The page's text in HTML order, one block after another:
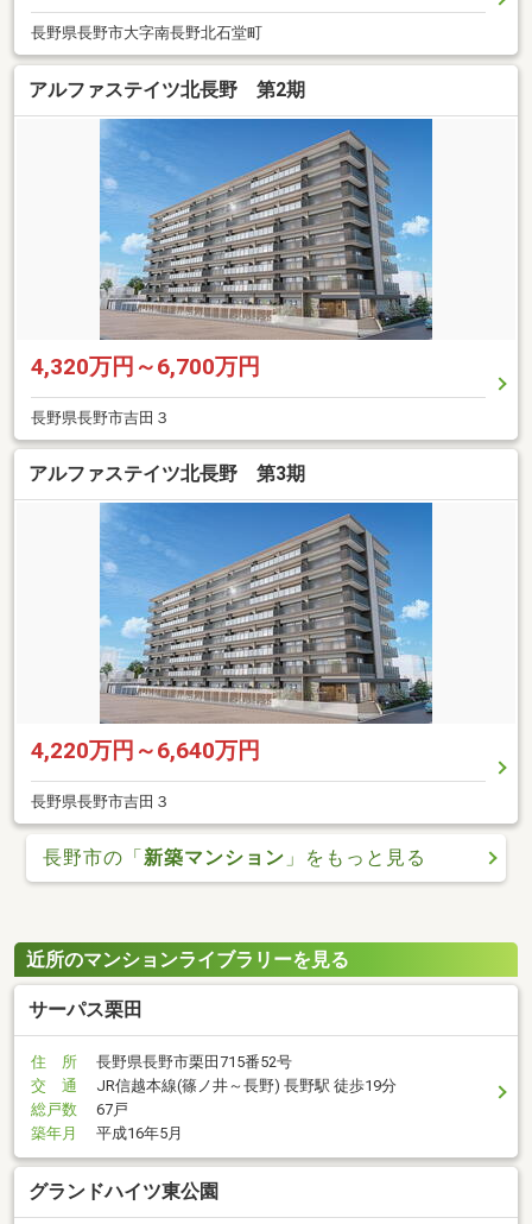
長野県長野市大字南長野北石堂町
アルファステイツ北長野 第2期
4,320万円～6,700万円
長野県長野市吉田３
アルファステイツ北長野 第3期
4,220万円～6,640万円
長野県長野市吉田３
長野市の「新築マンション 」をもっと見る
近所のマンションライブラリーを見る
サーパス栗田
住 所
長野県長野市栗田715番52号
交 通
JR信越本線(篠ノ井～長野) 長野駅 徒歩19分
総戸数
67戸
築年月
平成16年5月
グランドハイツ東公園